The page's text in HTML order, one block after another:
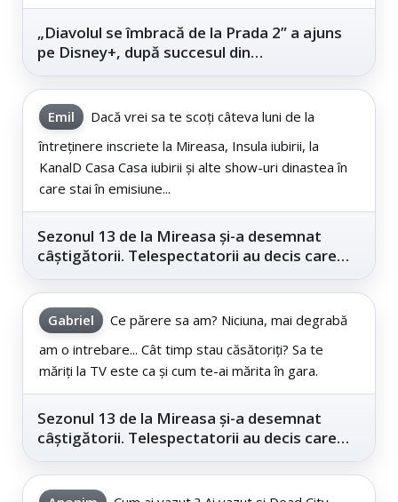
„Diavolul se îmbracă de la Prada 2” a ajuns
pe Disney+, după succesul din
Emil
Dacă vrei sa te scoți câteva luni de la
întreținere inscriete la Mireasa, Insula iubirii, la
KanalD Casa Casa iubirii și alte show-uri dinastea în
care stai în emisiune...
Sezonul 13 de la Mireasa și-a desemnat
câștigătorii. Telespectatorii au decis care
Gabriel
Ce părere sa am? Niciuna, mai degrabă
am o intrebare... Cât timp stau căsătoriți? Sa te
măriți la TV este ca și cum te-ai mărita în gara.
Sezonul 13 de la Mireasa și-a desemnat
câștigătorii. Telespectatorii au decis care